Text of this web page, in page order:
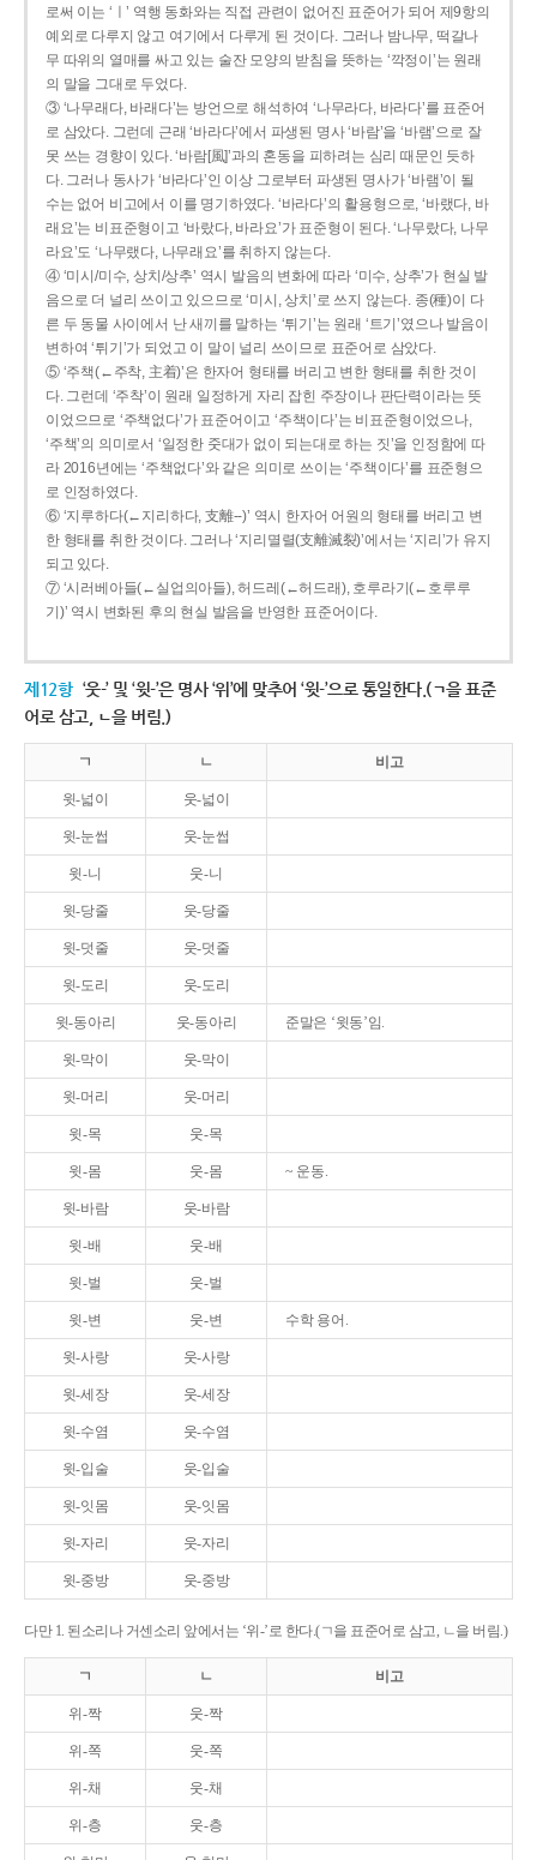
로써 이는 ‘ㅣ’ 역행 동화와는 직접 관련이 없어진 표준어가 되어 제9항의
예외로 다루지 않고 여기에서 다루게 된 것이다. 그러나 밤나무, 떡갈나
무 따위의 열매를 싸고 있는 술잔 모양의 받침을 뜻하는 ‘깍정이’는 원래
의 말을 그대로 두었다.
③ ‘나무래다, 바래다’는 방언으로 해석하여 ‘나무라다, 바라다’를 표준어
로 삼았다. 그런데 근래 ‘바라다’에서 파생된 명사 ‘바람’을 ‘바램’으로 잘
못 쓰는 경향이 있다. ‘바람[風]’과의 혼동을 피하려는 심리 때문인 듯하
다. 그러나 동사가 ‘바라다’인 이상 그로부터 파생된 명사가 ‘바램’이 될
수는 없어 비고에서 이를 명기하였다. ‘바라다’의 활용형으로, ‘바랬다, 바
래요’는 비표준형이고 ‘바랐다, 바라요’가 표준형이 된다. ‘나무랐다, 나무
라요’도 ‘나무랬다, 나무래요’를 취하지 않는다.
④ ‘미시/미수, 상치/상추’ 역시 발음의 변화에 따라 ‘미수, 상추’가 현실 발
음으로 더 널리 쓰이고 있으므로 ‘미시, 상치’로 쓰지 않는다. 종(種)이 다
른 두 동물 사이에서 난 새끼를 말하는 ‘튀기’는 원래 ‘트기’였으나 발음이
변하여 ‘튀기’가 되었고 이 말이 널리 쓰이므로 표준어로 삼았다.
⑤ ‘주책(←주착, 主着)’은 한자어 형태를 버리고 변한 형태를 취한 것이
다. 그런데 ‘주착’이 원래 일정하게 자리 잡힌 주장이나 판단력이라는 뜻
이었으므로 ‘주책없다’가 표준어이고 ‘주책이다’는 비표준형이었으나,
‘주책’의 의미로서 ‘일정한 줏대가 없이 되는대로 하는 짓’을 인정함에 따
라 2016년에는 ‘주책없다’와 같은 의미로 쓰이는 ‘주책이다’를 표준형으
로 인정하였다.
⑥ ‘지루하다(←지리하다, 支離--)’ 역시 한자어 어원의 형태를 버리고 변
한 형태를 취한 것이다. 그러나 ‘지리멸렬(支離滅裂)’에서는 ‘지리’가 유지
되고 있다.
⑦ ‘시러베아들(←실업의아들), 허드레(←허드래), 호루라기(←호루루
기)’ 역시 변화된 후의 현실 발음을 반영한 표준어이다.
제12항 ‘웃-’ 및 ‘윗-’은 명사 ‘위’에 맞추어 ‘윗-’으로 통일한다.(ㄱ을 표준
어로 삼고, ㄴ을 버림.)
ㄱ ㄴ 비고
윗-넓이 웃-넓이
윗-눈썹 웃-눈썹
윗-니 웃-니
윗-당줄 웃-당줄
윗-덧줄 웃-덧줄
윗-도리 웃-도리
윗-동아리 웃-동아리 준말은 ‘윗동’임.
윗-막이 웃-막이
윗-머리 웃-머리
윗-목 웃-목
윗-몸 웃-몸 ~ 운동.
윗-바람 웃-바람
윗-배 웃-배
윗-벌 웃-벌
윗-변 웃-변 수학 용어.
윗-사랑 웃-사랑
윗-세장 웃-세장
윗-수염 웃-수염
윗-입술 웃-입술
윗-잇몸 웃-잇몸
윗-자리 웃-자리
윗-중방 웃-중방
다만 1. 된소리나 거센소리 앞에서는 ‘위-’로 한다.(ㄱ을 표준어로 삼고, ㄴ을 버림.)
ㄱ ㄴ 비고
위-짝 웃-짝
위-쪽 웃-쪽
위-채 웃-채
위-층 웃-층